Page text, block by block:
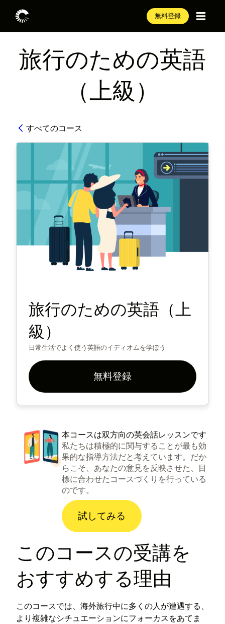
無料登録
旅行のための英語
（上級）
すべてのコース
旅行のための英語（上
級）
日常生活でよく使う英語のイディオムを学ぼう
無料登録
本コースは双方向の英会話レッスンです
私たちは積極的に関与することが最も効
果的な指導方法だと考えています。だか
らこそ、あなたの意見を反映させた、目
標に合わせたコースづくりを行っている
のです。
試してみる
このコースの受講を
おすすめする理由
このコースでは、海外旅行中に多くの人が遭遇する、
より複雑なシチュエーションにフォーカスをあてま